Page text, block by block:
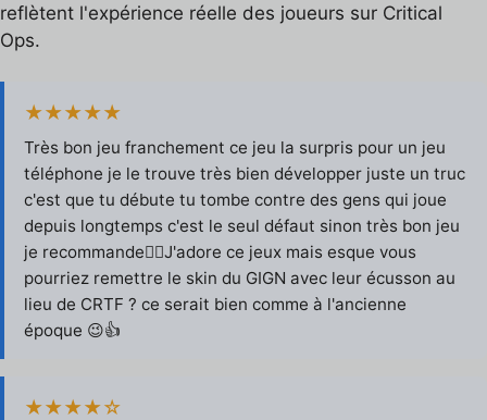
reflètent l'expérience réelle des joueurs sur Critical
Ops.
★★★★★
Très bon jeu franchement ce jeu la surpris pour un jeu
téléphone je le trouve très bien développer juste un truc
c'est que tu débute tu tombe contre des gens qui joue
depuis longtemps c'est le seul défaut sinon très bon jeu
je recommande👌🏻J'adore ce jeux mais esque vous
pourriez remettre le skin du GIGN avec leur écusson au
lieu de CRTF ? ce serait bien comme à l'ancienne
époque 😉👍
★★★★☆